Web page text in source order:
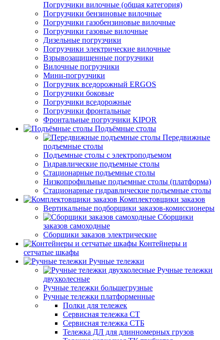
Погрузчики вилочные (общая категория)
Погрузчики бензиновые вилочные
Погрузчики газобензиновые вилочные
Погрузчики газовые вилочные
Дизельные погрузчики
Погрузчики электрические вилочные
Взрывозащищенные погрузчики
Вилочные погрузчики
Мини-погрузчики
Погрузчик вседорожный ERGOS
Погрузчики боковые
Погрузчики вседорожные
Погрузчики фронтальные
Фронтальные погрузчики KIPOR
Подъёмные столы
Передвижные
подъемные столы
Подъемные столы с электроподъемом
Гидравлические подъемные столы
Стационарные подъемные столы
Низкопрофильные подъемные столы (платформа)
Стационарные гидравлические подъемные столы
Комплектовщики заказов
Вертикальные подборщики заказов-комиссионеры
Сборщики
заказов самоходные
Сборщики заказов электрические
Контейнеры и
сетчатые шкафы
Ручные тележки
Ручные тележки
двухколесные
Ручные тележки большегрузные
Ручные тележки платформенные
Полки для тележек
Сервисная тележка СТ
Сервисная тележка СТБ
Тележка ДЛ для длинномерных грузов